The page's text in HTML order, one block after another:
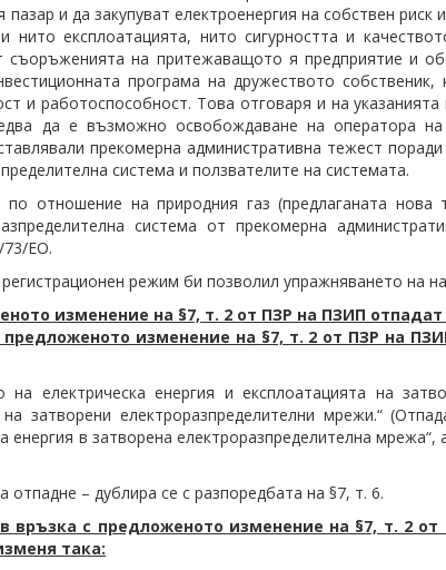
и да закупуват електроенергия на собствен риск
нито експлоатацията, нито сигурността и
на притежаващото я предприятие и
програма на дружеството
и работоспособност. Това отговаря и на
да е възможно освобождаване на оператора на
прекомерна административна тежест
система и ползвателите на системата.
по отношение на природния газ (предлаганата
система от прекомерна
73/ЕО.
режим би позволил упражняването на
изменение на §7, т. 2 от ПЗР на ПЗИП отпадат
предложеното изменение на §7, т. 2 от ПЗР на
на електрическа енергия и експлоатацията на
затворени електроразпределителни мрежи.“
енергия в затворена електроразпределителна
– дублира се с разпоредбата на §7, т. 6.
връзка с предложеното изменение на §7, т. 2
така: